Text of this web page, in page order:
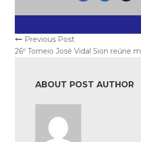
Previous Post
26º Torneio José Vidal Sion reúne
ABOUT POST AUTHOR